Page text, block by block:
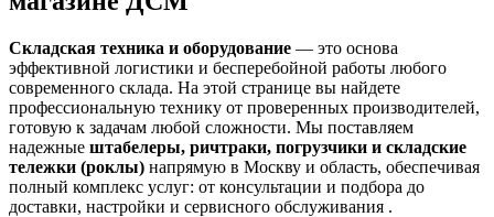
Складская техника и оборудование — это основа
эффективной логистики и бесперебойной работы любого
современного склада. На этой странице вы найдете
профессиональную технику от проверенных производителей,
готовую к задачам любой сложности. Мы поставляем
надежные штабелеры, ричтраки, погрузчики и складские
тележки (роклы) напрямую в Москву и область, обеспечивая
полный комплекс услуг: от консультации и подбора до
доставки, настройки и сервисного обслуживания .